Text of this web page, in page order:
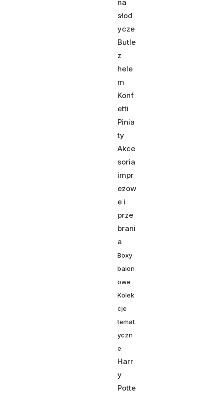
na
słod
ycze
Butle
z
hele
m
Konf
etti
Pinia
ty
Akce
soria
impr
ezow
e i
prze
brani
a
Boxy
balon
owe
Kolek
cje
temat
yczn
e
Harr
y
Potte